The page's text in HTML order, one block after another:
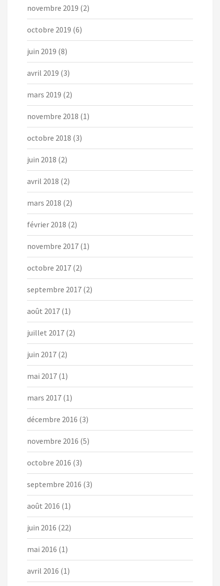
novembre 2019 (2)
octobre 2019 (6)
juin 2019 (8)
avril 2019 (3)
mars 2019 (2)
novembre 2018 (1)
octobre 2018 (3)
juin 2018 (2)
avril 2018 (2)
mars 2018 (2)
février 2018 (2)
novembre 2017 (1)
octobre 2017 (2)
septembre 2017 (2)
août 2017 (1)
juillet 2017 (2)
juin 2017 (2)
mai 2017 (1)
mars 2017 (1)
décembre 2016 (3)
novembre 2016 (5)
octobre 2016 (3)
septembre 2016 (3)
août 2016 (1)
juin 2016 (22)
mai 2016 (1)
avril 2016 (1)